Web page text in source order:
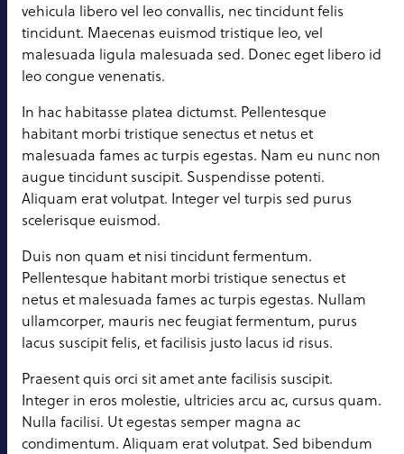
vehicula libero vel leo convallis, nec tincidunt felis
tincidunt. Maecenas euismod tristique leo, vel
malesuada ligula malesuada sed. Donec eget libero id
leo congue venenatis.
In hac habitasse platea dictumst. Pellentesque
habitant morbi tristique senectus et netus et
malesuada fames ac turpis egestas. Nam eu nunc non
augue tincidunt suscipit. Suspendisse potenti.
Aliquam erat volutpat. Integer vel turpis sed purus
scelerisque euismod.
Duis non quam et nisi tincidunt fermentum.
Pellentesque habitant morbi tristique senectus et
netus et malesuada fames ac turpis egestas. Nullam
ullamcorper, mauris nec feugiat fermentum, purus
lacus suscipit felis, et facilisis justo lacus id risus.
Praesent quis orci sit amet ante facilisis suscipit.
Integer in eros molestie, ultricies arcu ac, cursus quam.
Nulla facilisi. Ut egestas semper magna ac
condimentum. Aliquam erat volutpat. Sed bibendum